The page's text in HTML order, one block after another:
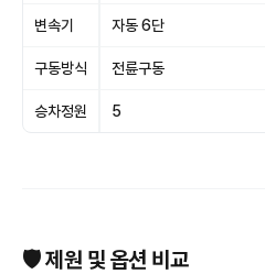
변속기 자동 6단
구동방식 전륜구동
승차정원 5
🛡 제원 및 옵션 비교